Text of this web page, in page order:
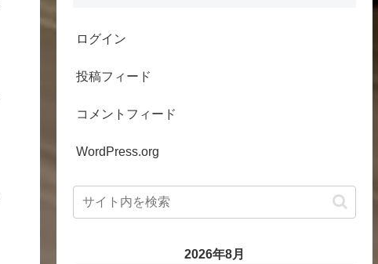
ログイン
投稿フィード
コメントフィード
WordPress.org
2026年8月